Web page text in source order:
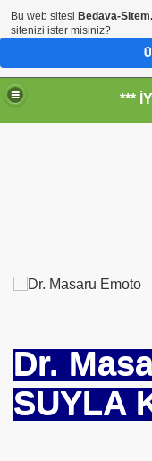
Dr.
SUYLA
OKUDUĞUMDA
Bu web sitesi Bedava-
sitenizi ister misiniz?